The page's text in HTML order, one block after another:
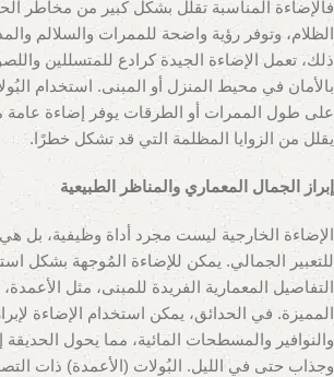
فالإضاءة المناسبة تقلل بشكل كبير من مخاطر
الظلام، وتوفر رؤية واضحة للممرات والسلالم
ذلك، تعمل الإضاءة الجيدة كرادع للمتسللين
بالأمان في محيط المنزل أو المبنى. استخدام
على طول الممرات أو الطرقات يوفر إضاءة عامة
يقلل من الزوايا المظلمة التي قد تشكل خطرًا.
إبراز الجمال المعماري والمناظر الطبيعية
الإضاءة الخارجية ليست مجرد أداة وظيفية، بل
للتعبير الجمالي. يمكن للإضاءة المُوجهة بشكل
التفاصيل المعمارية الفريدة للمبنى، مثل الأعمدة،
المميزة. في الحدائق، يمكن استخدام الإضاءة
والنوافير والمسطحات المائية، مما يحول
وجذاب حتى في الليل. البُولات (الأعمدة) ذات